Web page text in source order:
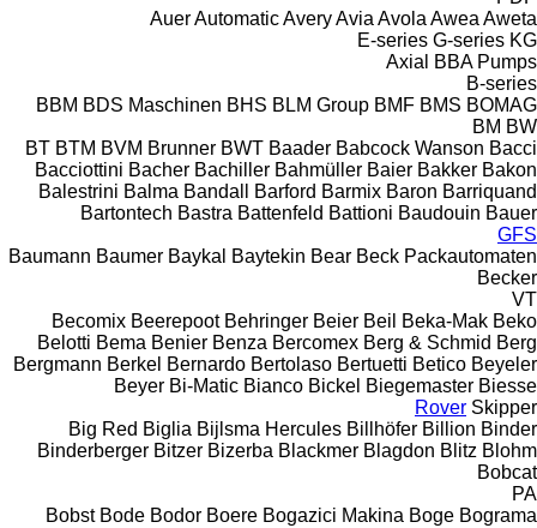
AuerAutomaticAveryAvia Avola Awea Aweta
E-series G-series KG
Axial
BBA Pumps
B-series
BBM BDS Maschinen BHS BLM Group BMF BMS BOMAG
BM BW
BT BTM BVM Brunner BWT Baader Babcock Wanson Bacci
Bacciottini Bacher Bachiller Bahmüller Baier Bakker Bakon
Balestrini Balma Bandall Barford Barmix Baron Barriquand
Bartontech Bastra Battenfeld Battioni Baudouin Bauer
GFS
Baumann Baumer Baykal Baytekin Bear Beck Packautomaten
Becker
VT
Becomix Beerepoot Behringer Beier Beil Beka-Mak Beko
Belotti Bema Benier Benza Bercomex Berg & Schmid Berg
Bergmann Berkel Bernardo Bertolaso Bertuetti Betico Beyeler
Beyer Bi-Matic Bianco Bickel Biegemaster Biesse
Rover Skipper
Big Red Biglia Bijlsma Hercules Billhöfer Billion Binder
Binderberger Bitzer Bizerba Blackmer Blagdon Blitz Blohm
Bobcat
PA
Bobst Bode Bodor Boere Bogazici Makina Boge Bograma